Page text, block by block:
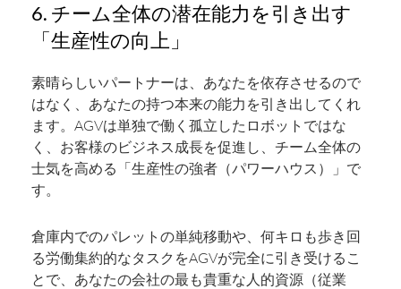
6. チーム全体の潜在能力を引き出す
「生産性の向上」
素晴らしいパートナーは、あなたを依存させるので
はなく、あなたの持つ本来の能力を引き出してくれ
ます。AGVは単独で働く孤立したロボットではな
く、お客様のビジネス成長を促進し、チーム全体の
士気を高める「生産性の強者（パワーハウス）」で
す。
倉庫内でのパレットの単純移動や、何キロも歩き回
る労働集約的なタスクをAGVが完全に引き受けるこ
とで、あなたの会社の最も貴重な人的資源（従業